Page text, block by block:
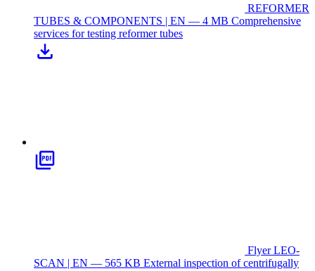
REFORMER
TUBES & COMPONENTS | EN — 4 MB Comprehensive
services for testing reformer tubes
Flyer LEO-
SCAN | EN — 565 KB External inspection of centrifugally